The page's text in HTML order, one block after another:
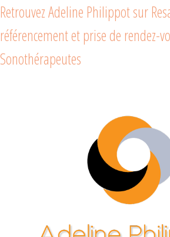
Retrouvez Adeline Philippot sur
référencement et prise de rendez-
Sonothérapeutes